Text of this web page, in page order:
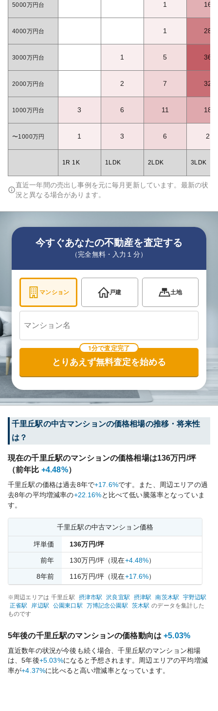
5000万円台 1 16
4000万円台 1 28
3000万円台 1 5 36
2000万円台 2 7 32
1000万円台 3 6 11 18
〜1000万円 1 3 6 2
1R 1K 1LDK 2LDK 3LDK
直近一年間の売出し事例を元に毎月更新しています。最新の状
況と異なる場合があります。
今すぐあなたの不動産を査定する
（完全無料・入力１分）
マンション 戸建 土地
1分で査定完了
とりあえず無料査定を始める
千里丘駅の中古マンションの価格相場の推移・将来性
は？
現在の千里丘駅のマンションの価格相場は136万円/坪
（前年比 +4.48%）
千里丘駅の価格は過去8年で+17.6%です。
また、周辺エリアの過
去8年の平均増減率の+22.16%と比べて低い騰落率となっていま
す。
千里丘駅の中古マンション価格
坪単価 136万円/坪
前年 130万円/坪 （現在+4.48%）
8年前 116万円/坪 （現在+17.6%）
※周辺エリアは 千里丘駅 摂津市駅 沢良宜駅 摂津駅 南茨木駅 宇野辺駅
正雀駅 岸辺駅 公園東口駅 万博記念公園駅 茨木駅 のデータを集計した
ものです
5年後の千里丘駅のマンションの価格動向は +5.03%
直近数年の状況が今後も続く場合、千里丘駅のマンション相場
は、5年後+5.03%になると予想されます。周辺エリアの平均増減
率が+4.37%に比べると高い増減率となっています。